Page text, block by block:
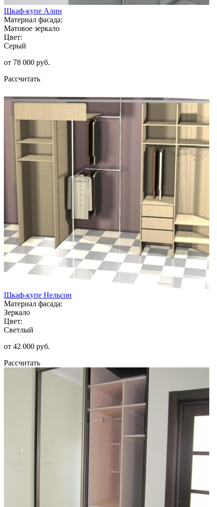
Шкаф-купе Алин
Материал фасада:
Матовое зеркало
Цвет:
Серый
от 78 000 руб.
Рассчитать
Шкаф-купе Нельсон
Материал фасада:
Зеркало
Цвет:
Светлый
от 42 000 руб.
Рассчитать